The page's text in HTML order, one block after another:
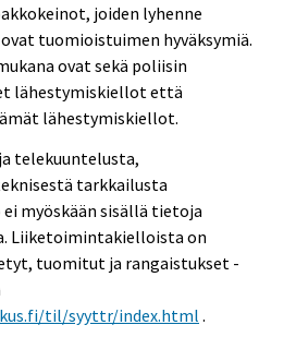
joiden lyhenne
tuomioistuimen hyväksymiä.
ovat sekä poliisin
lähestymiskiellot että
lähestymiskiellot.
telekuuntelusta,
tarkkailusta
myöskään sisällä tietoja
Liiketoimintakielloista on
tuomitut ja rangaistukset -
til/syyttr/index.html .